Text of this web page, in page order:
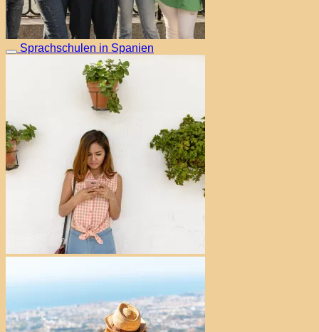
Sprachschulen in Spanien